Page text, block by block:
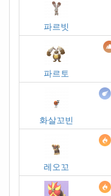
파르빗
파르토
화살꼬빈
레오꼬